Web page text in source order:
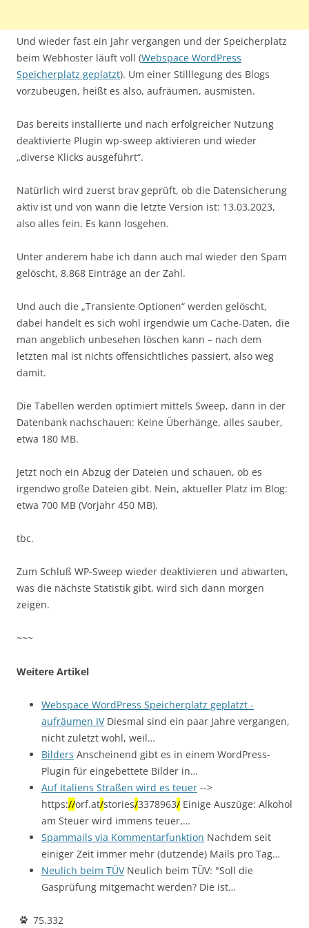
Und wieder fast ein Jahr vergangen und der Speicherplatz
beim Webhoster läuft voll (Webspace WordPress
Speicherplatz geplatzt). Um einer Stilllegung des Blogs
vorzubeugen, heißt es also, aufräumen, ausmisten.
Das bereits installierte und nach erfolgreicher Nutzung
deaktivierte Plugin wp-sweep aktivieren und wieder
„diverse Klicks ausgeführt“.
Natürlich wird zuerst brav geprüft, ob die Datensicherung
aktiv ist und von wann die letzte Version ist: 13.03.2023,
also alles fein. Es kann losgehen.
Unter anderem habe ich dann auch mal wieder den Spam
gelöscht, 8.868 Einträge an der Zahl.
Und auch die „Transiente Optionen“ werden gelöscht,
dabei handelt es sich wohl irgendwie um Cache-Daten, die
man angeblich unbesehen löschen kann – nach dem
letzten mal ist nichts offensichtliches passiert, also weg
damit.
Die Tabellen werden optimiert mittels Sweep, dann in der
Datenbank nachschauen: Keine Überhänge, alles sauber,
etwa 180 MB.
Jetzt noch ein Abzug der Dateien und schauen, ob es
irgendwo große Dateien gibt. Nein, aktueller Platz im Blog:
etwa 700 MB (Vorjahr 450 MB).
tbc.
Zum Schluß WP-Sweep wieder deaktivieren und abwarten,
was die nächste Statistik gibt, wird sich dann morgen
zeigen.
~~~
Weitere Artikel
Webspace WordPress Speicherplatz geplatzt -
aufräumen IVDiesmal sind ein paar Jahre vergangen,
nicht zuletzt wohl, weil…
Bilders Anscheinend gibt es in einem WordPress-
Plugin für eingebettete Bilder in…
Auf Italiens Straßen wird es teuer -->
https://orf.at/stories/3378963/ Einige Auszüge: Alkohol
am Steuer wird immens teuer,…
Spammails via Kommentarfunktion Nachdem seit
einiger Zeit immer mehr (dutzende) Mails pro Tag…
Neulich beim TÜVNeulich beim TÜV: "Soll die
Gasprüfung mitgemacht werden? Die ist…
75.332